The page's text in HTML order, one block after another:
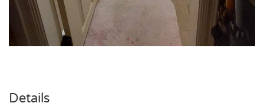
Details